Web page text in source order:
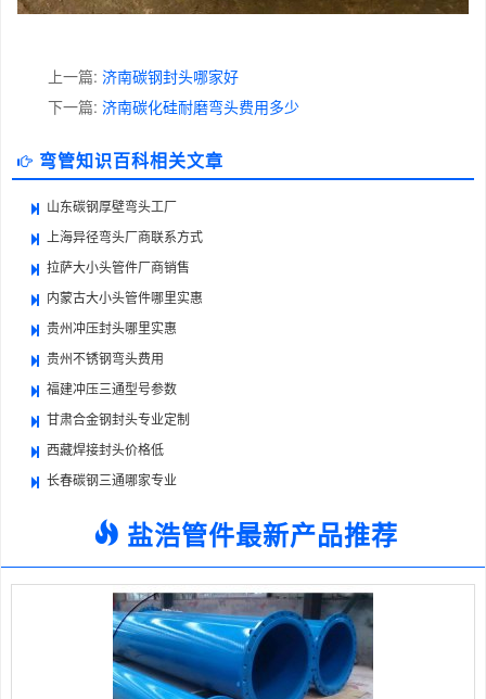
上一篇: 济南碳钢封头哪家好
下一篇: 济南碳化硅耐磨弯头费用多少
弯管知识百科相关文章
山东碳钢厚壁弯头工厂
上海异径弯头厂商联系方式
拉萨大小头管件厂商销售
内蒙古大小头管件哪里实惠
贵州冲压封头哪里实惠
贵州不锈钢弯头费用
福建冲压三通型号参数
甘肃合金钢封头专业定制
西藏焊接封头价格低
长春碳钢三通哪家专业
盐浩管件最新产品推荐